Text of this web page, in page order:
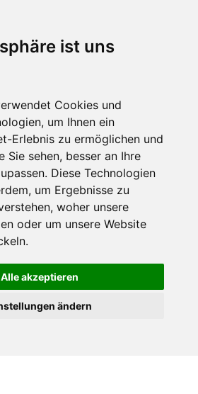
ist uns
Cookies und
um Ihnen ein
Erlebnis zu ermöglichen und
Sie sehen, besser an Ihre
Diese Technologien
um Ergebnisse zu
woher unsere
oder um unsere Website
Alle akzeptieren
ändern